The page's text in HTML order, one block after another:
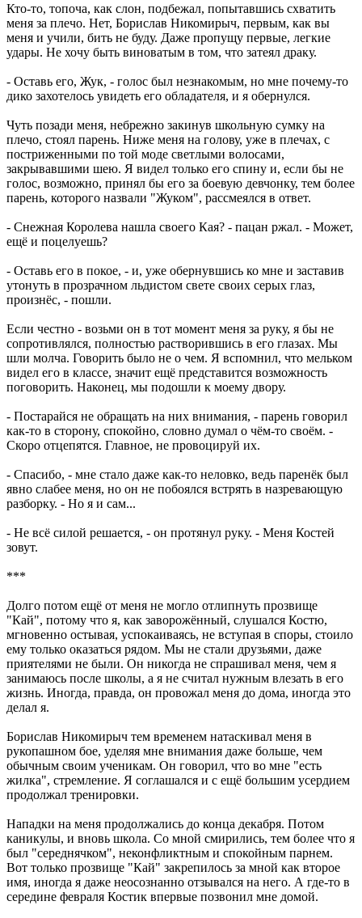
Кто-то, топоча, как слон, подбежал, попытавшись схватить
меня за плечо. Нет, Борислав Никомирыч, первым, как вы
меня и учили, бить не буду. Даже пропущу первые, легкие
удары. Не хочу быть виноватым в том, что затеял драку.
- Оставь его, Жук, - голос был незнакомым, но мне почему-то
дико захотелось увидеть его обладателя, и я обернулся.
Чуть позади меня, небрежно закинув школьную сумку на
плечо, стоял парень. Ниже меня на голову, уже в плечах, с
постриженными по той моде светлыми волосами,
закрывавшими шею. Я видел только его спину и, если бы не
голос, возможно, принял бы его за боевую девчонку, тем более
парень, которого назвали "Жуком", рассмеялся в ответ.
- Снежная Королева нашла своего Кая? - пацан ржал. - Может,
ещё и поцелуешь?
- Оставь его в покое, - и, уже обернувшись ко мне и заставив
утонуть в прозрачном льдистом свете своих серых глаз,
произнёс, - пошли.
Если честно - возьми он в тот момент меня за руку, я бы не
сопротивлялся, полностью растворившись в его глазах. Мы
шли молча. Говорить было не о чем. Я вспомнил, что мельком
видел его в классе, значит ещё представится возможность
поговорить. Наконец, мы подошли к моему двору.
- Постарайся не обращать на них внимания, - парень говорил
как-то в сторону, спокойно, словно думал о чём-то своём. -
Скоро отцепятся. Главное, не провоцируй их.
- Спасибо, - мне стало даже как-то неловко, ведь паренёк был
явно слабее меня, но он не побоялся встрять в назревающую
разборку. - Но я и сам...
- Не всё силой решается, - он протянул руку. - Меня Костей
зовут.
***
Долго потом ещё от меня не могло отлипнуть прозвище
"Кай", потому что я, как заворожённый, слушался Костю,
мгновенно остывая, успокаиваясь, не вступая в споры, стоило
ему только оказаться рядом. Мы не стали друзьями, даже
приятелями не были. Он никогда не спрашивал меня, чем я
занимаюсь после школы, а я не считал нужным влезать в его
жизнь. Иногда, правда, он провожал меня до дома, иногда это
делал я.
Борислав Никомирыч тем временем натаскивал меня в
рукопашном бое, уделяя мне внимания даже больше, чем
обычным своим ученикам. Он говорил, что во мне "есть
жилка", стремление. Я соглашался и с ещё большим усердием
продолжал тренировки.
Нападки на меня продолжались до конца декабря. Потом
каникулы, и вновь школа. Со мной смирились, тем более что я
был "середнячком", неконфликтным и спокойным парнем.
Вот только прозвище "Кай" закрепилось за мной как второе
имя, иногда я даже неосознанно отзывался на него. А где-то в
середине февраля Костик впервые позвонил мне домой.